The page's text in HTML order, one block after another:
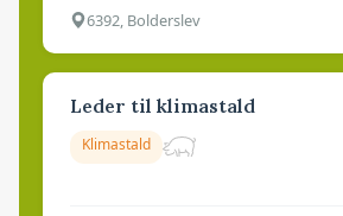
6392, Bolderslev
Leder til klimastald
Klimastald